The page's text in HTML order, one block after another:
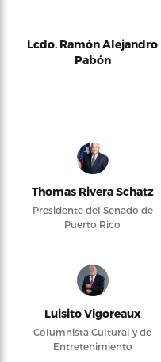
Lcdo. Ramón Alejandro
Pabón
Thomas Rivera Schatz
Presidente del Senado de
Puerto Rico
Luisito Vigoreaux
Columnista Cultural y de
Entretenimiento